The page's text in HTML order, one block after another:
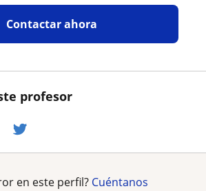
profesor
Contactar ahora
en este perfil? Cuéntanos